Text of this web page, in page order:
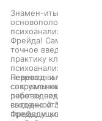
Знамен-итые работы
основоположника
психоанализа
Фрейда! Самое
точное введение в
практику
психоанализа,
неврозов и
сексуальности. В этих
работах содержится
созданной Зигмундом
Фрейдом концепции:
Перевод выполнен
современными
переводчиками
выгодно отличается от
предыдущих